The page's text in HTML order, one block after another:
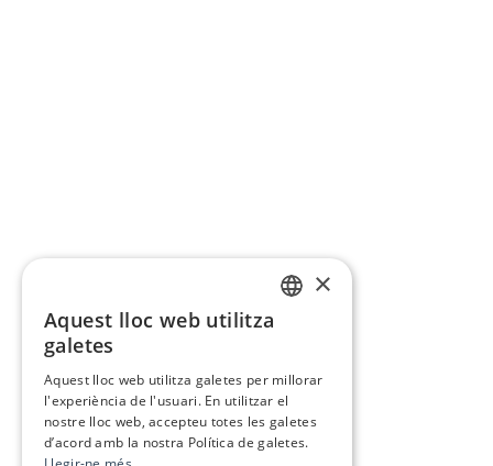
×
Aquest lloc web utilitza
galetes
Aquest lloc web utilitza galetes per millorar
l'experiència de l'usuari. En utilitzar el
nostre lloc web, accepteu totes les galetes
d’acord amb la nostra Política de galetes.